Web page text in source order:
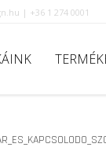
| +36 1 274 0001